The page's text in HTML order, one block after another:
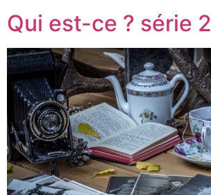
Qui est-ce ? série 2